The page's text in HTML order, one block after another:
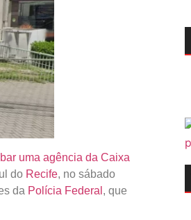
uma agência da Caixa
do Recife, no sábado
da Polícia Federal , que